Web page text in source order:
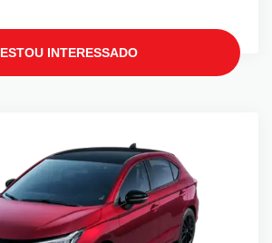
ESTOU INTERESSADO